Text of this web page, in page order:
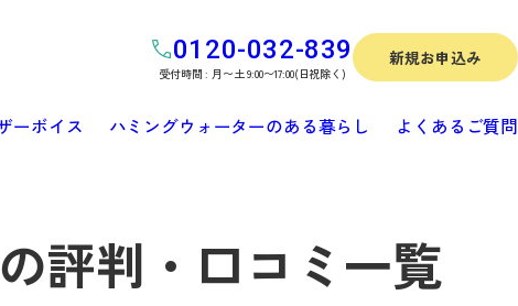
0120-032-839
受付時間 : 月〜土 9:00〜17:00(日祝除く)
新規お申込み
ーボイス ハミングウォーターのある暮らし よくあるご質問
評判・口コミ一覧